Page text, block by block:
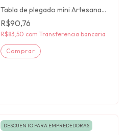
Tabla de plegado mini Artesana
taller
R$90,76
R$83,50 com Transferencia bancaria
DESCUENTO PARA EMPREDEDORAS